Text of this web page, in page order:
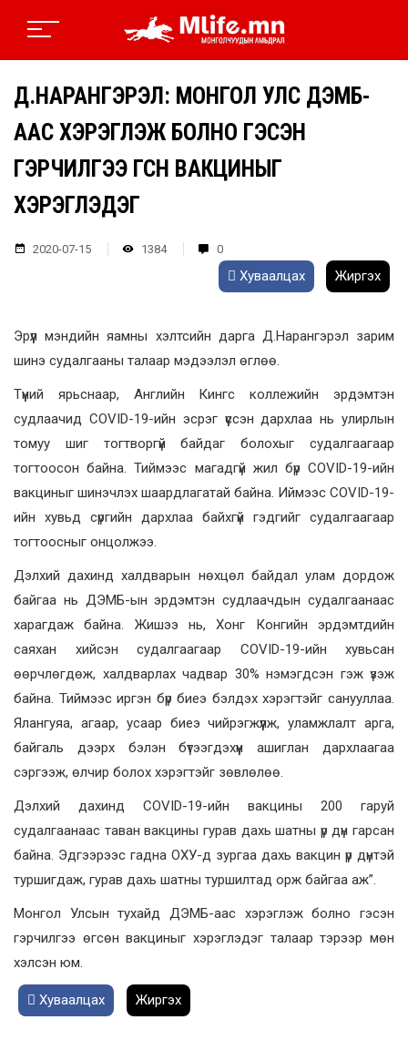
Д.НАРАНГЭРЭЛ: МОНГОЛ УЛС ДЭМБ-
ААС ХЭРЭГЛЭЖ БОЛНО ГЭСЭН
ГЭРЧИЛГЭЭ ӨГСӨН ВАКЦИНЫГ
ХЭРЭГЛЭДЭГ
2020-07-15 1384 0
Хуваалцах Жиргэх
Эрүүл мэндийн яамны хэлтсийн дарга Д.Нарангэрэл зарим
шинэ судалгааны талаар мэдээлэл өглөө.
Түүний ярьснаар, Английн Кингс коллежийн эрдэмтэн
судлаачид COVID-19-ийн эсрэг үүссэн дархлаа нь улирлын
томуу шиг тогтворгүй байдаг болохыг судалгаагаар
тогтоосон байна. Тиймээс магадгүй жил бүр COVID-19-ийн
вакциныг шинэчлэх шаардлагатай байна. Иймээс COVID-19-
ийн хувьд сүргийн дархлаа байхгүй гэдгийг судалгаагаар
тогтоосныг онцолжээ.
Дэлхий дахинд халдварын нөхцөл байдал улам дордож
байгаа нь ДЭМБ-ын эрдэмтэн судлаачдын судалгаанаас
харагдаж байна. Жишээ нь, Хонг Конгийн эрдэмтдийн
саяхан хийсэн судалгаагаар COVID-19-ийн хувьсан
өөрчлөгдөж, халдварлах чадвар 30% нэмэгдсэн гэж үзэж
байна. Тиймээс иргэн бүр биеэ бэлдэх хэрэгтэйг санууллаа.
Ялангуяа, агаар, усаар биеэ чийрэгжүүлж, уламжлалт арга,
байгаль дээрх бэлэн бүтээгдэхүүн ашиглан дархлаагаа
сэргээж, өлчир болох хэрэгтэйг зөвлөлөө.
Дэлхий дахинд COVID-19-ийн вакцины 200 гаруй
судалгаанаас таван вакцины гурав дахь шатны үр дүн гарсан
байна. Эдгээрээс гадна ОХУ-д зургаа дахь вакцин үр дүнтэй
туршигдаж, гурав дахь шатны туршилтад орж байгаа аж”.
Монгол Улсын тухайд ДЭМБ-аас хэрэглэж болно гэсэн
гэрчилгээ өгсөн вакциныг хэрэглэдэг талаар тэрээр мөн
хэлсэн юм.
Хуваалцах Жиргэх